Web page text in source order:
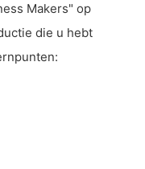
Makers" op
die u hebt